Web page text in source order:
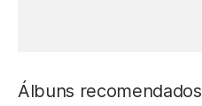
Álbuns recomendados